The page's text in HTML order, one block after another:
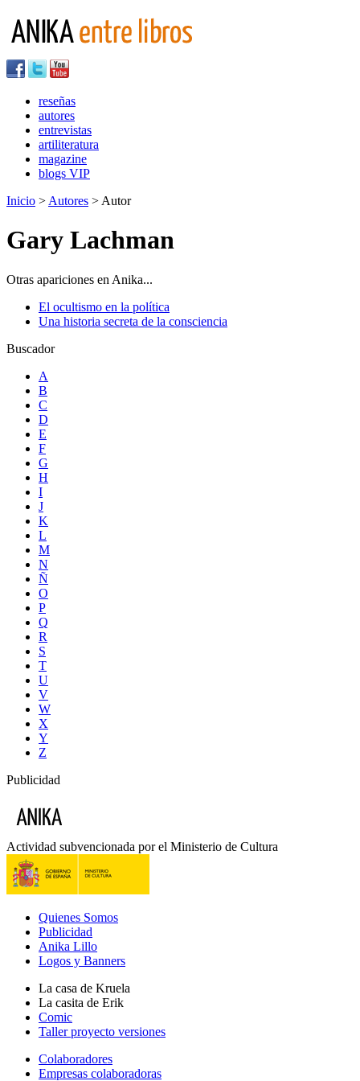
reseñas
autores
entrevistas
artiliteratura
magazine
blogs VIP
Inicio > Autores > Autor
Gary Lachman
Otras apariciones en Anika...
El ocultismo en la política
Una historia secreta de la consciencia
Buscador
A
B
C
D
E
F
G
H
I
J
K
L
M
N
Ñ
O
P
Q
R
S
T
U
V
W
X
Y
Z
Publicidad
Actividad subvencionada por el Ministerio de Cultura
Quienes Somos
Publicidad
Anika Lillo
Logos y Banners
La casa de Kruela
La casita de Erik
Comic
Taller proyecto versiones
Colaboradores
Empresas colaboradoras